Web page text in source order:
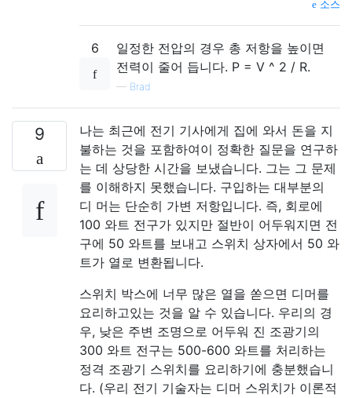
소스
6
일정한 전압의 경우 총 저항을 높이면
전력이 줄어 듭니다. P = V ^ 2 / R.
— Brad
9
나는 최근에 전기 기사에게 집에 와서 돈을 지
불하는 것을 포함하여이 정확한 질문을 연구하
는 데 상당한 시간을 보냈습니다. 그는 그 문제
를 이해하지 못했습니다. 구입하는 대부분의
디 머는 단순히 가변 저항입니다. 즉, 회로에
100 와트 전구가 있지만 절반이 어두워지면 전
구에 50 와트를 보내고 스위치 상자에서 50 와
트가 열로 변환됩니다.
스위치 박스에 너무 많은 열을 쏟으면 디머를
요리하고있는 것을 알 수 있습니다. 우리의 경
우, 낮은 주변 조명으로 어두워 진 조광기의
300 와트 전구는 500-600 와트를 처리하는
정격 조광기 스위치를 요리하기에 충분했습니
다. (우리 전기 기술자는 디머 스위치가 이론적